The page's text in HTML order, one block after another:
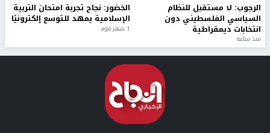
الرجوب: لا مستقبل للنظام
السياسي الفلسطيني دون
انتخابات ديمقراطية
منذ ساعة
الخضور: نجاح تجربة امتحان التربية
الإسلامية يمهد للتوسع إلكترونيًا
1 شهر ago